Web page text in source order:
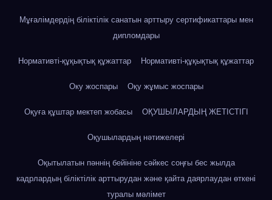
Мұғалімдердің біліктілік санатын арттыру сертификаттары мен
дипломдары
Нормативті-құқықтық құжаттар Нормативті-құқықтық құжаттар
Оку жоспары Оқу жұмыс жоспары
Оқуға құштар мектеп жобасы ОҚУШЫЛАРДЫҢ ЖЕТІСТІГІ
Оқушылардың нәтижелері
Оқытылатын пәннің бейініне сәйкес соңғы бес жылда
кадрлардың біліктілік арттырудан және қайта даярлаудан өткені
туралы мәлімет